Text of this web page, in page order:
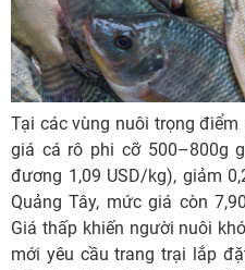
Tại các vùng nuôi trọng
giá cá rô phi cỡ 500–800g
đương 1,09 USD/kg), giảm
Quảng Tây, mức giá còn
Giá thấp khiến người nuôi
mới yêu cầu trang trại lắp